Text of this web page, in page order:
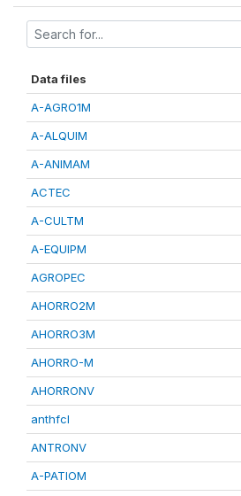
Data files
A-AGRO1M
A-ALQUIM
A-ANIMAM
ACTEC
A-CULTM
A-EQUIPM
AGROPEC
AHORRO2M
AHORRO3M
AHORRO-M
AHORRONV
anthfcl
ANTRONV
A-PATIOM